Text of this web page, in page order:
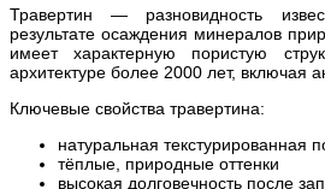
Травертин — разновидность
результате осаждения минералов
имеет характерную пористую
архитектуре более 2000 лет, включая
Ключевые свойства травертина:
натуральная текстурированная
тёплые, природные оттенки
высокая долговечность после